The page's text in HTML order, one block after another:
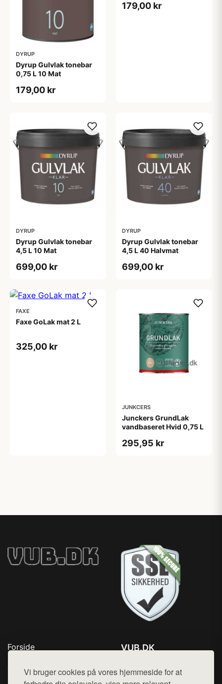
Vi bruger cookies på vores hjemmeside for at
DYRUP
Dyrup Gulvlak tonebar
0,75 L 10 Mat
179,00 kr
179,00 kr
DYRUP
Dyrup Gulvlak tonebar
4,5 L 10 Mat
699,00 kr
DYRUP
Dyrup Gulvlak tonebar
4,5 L 40 Halvmat
699,00 kr
FAXE
Faxe GoLak mat 2 L
325,00 kr
JUNKCERS
Junckers GrundLak
vandbaseret Hvid 0,75 L
295,95 kr
Forside
Top Rabatter
VUB.DK